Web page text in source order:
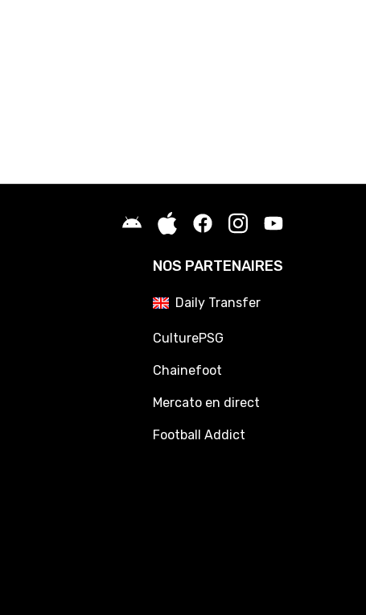
NOS PARTENAIRES
Daily Transfer
CulturePSG
Chainefoot
Mercato en direct
Football Addict